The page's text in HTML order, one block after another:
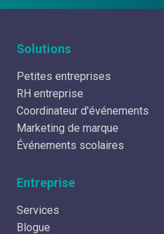
Solutions
Petites entreprises
RH entreprise
Coordinateur d'événements
Marketing de marque
Événements scolaires
Entreprise
Services
Blogue